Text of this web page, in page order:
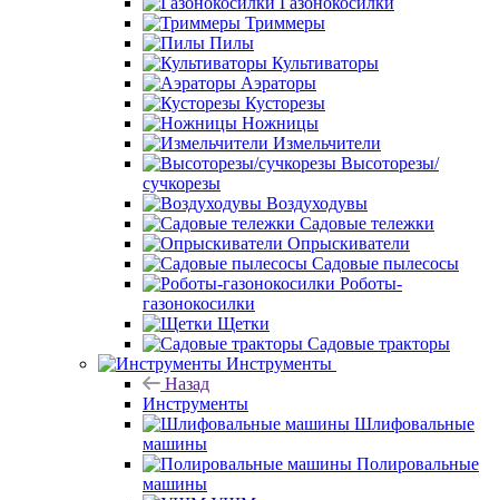
Триммеры
Пилы
Культиваторы
Аэраторы
Кусторезы
Ножницы
Измельчители
Высоторезы/
сучкорезы
Воздуходувы
Садовые тележки
Опрыскиватели
Садовые пылесосы
Роботы-
газонокосилки
Щетки
Садовые тракторы
Инструменты
Назад
Инструменты
Шлифовальные
машины
Полировальные
машины